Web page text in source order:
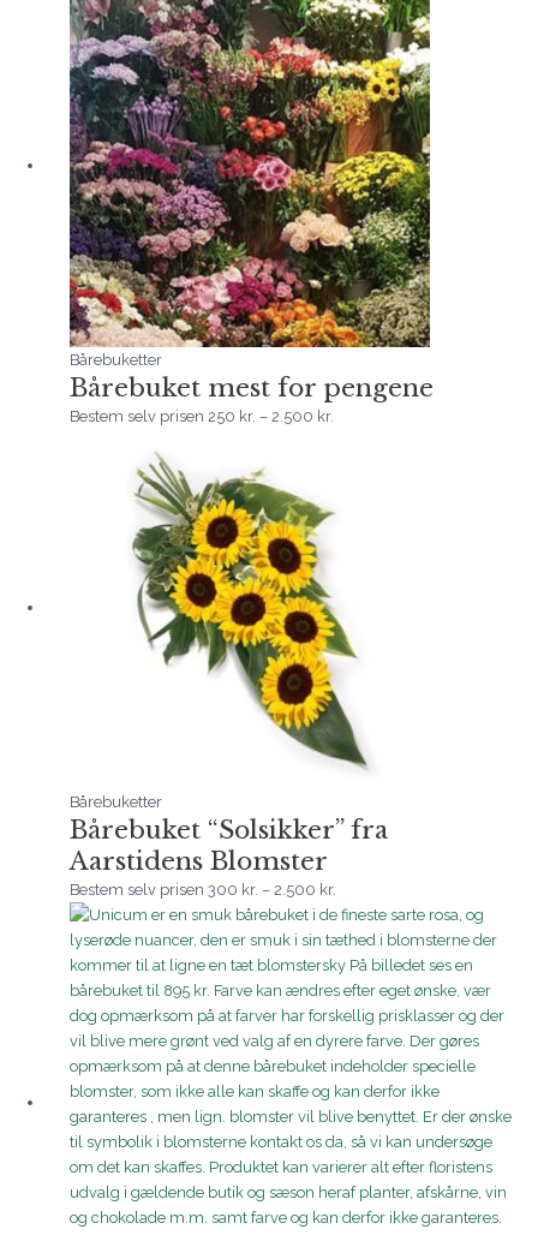
Bårebuketter
Bårebuket mest for pengene
Bestem selv prisen 250 kr. – 2.500 kr.
250 kr.
til
2.500 kr.
Bårebuketter
Bårebuket “Solsikker” fra
Aarstidens Blomster
Bestem selv prisen300 kr. – 2.500 kr.
2.500 kr.
Prisinterval:
595 kr.
til
1.495 kr.